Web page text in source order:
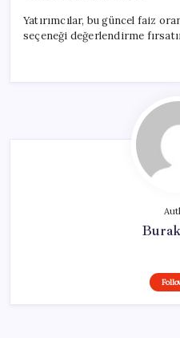
Yatırımcılar, bu güncel faiz
seçeneği değerlendirme